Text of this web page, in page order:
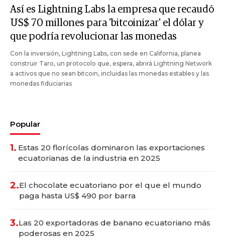
Así es Lightning Labs la empresa que recaudó
US$ 70 millones para 'bitcoinizar' el dólar y
que podría revolucionar las monedas
Con la inversión, Lightning Labs, con sede en California, planea
construir Taro, un protocolo que, espera, abrirá Lightning Network
a activos que no sean bitcoin, incluidas las monedas estables y las
monedas fiduciarias
Popular
1. Estas 20 florícolas dominaron las exportaciones
ecuatorianas de la industria en 2025
2.El chocolate ecuatoriano por el que el mundo
paga hasta US$ 490 por barra
3.Las 20 exportadoras de banano ecuatoriano más
poderosas en 2025